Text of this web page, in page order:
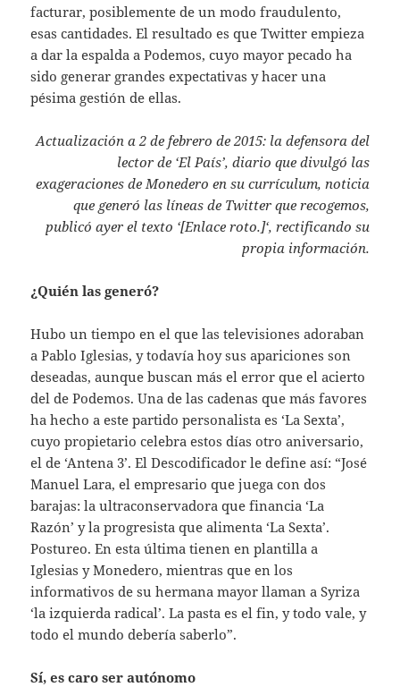
facturar, posiblemente de un modo fraudulento,
esas cantidades. El resultado es que Twitter empieza
a dar la espalda a Podemos, cuyo mayor pecado ha
sido generar grandes expectativas y hacer una
pésima gestión de ellas.
Actualización a 2 de febrero de 2015: la defensora del
lector de ‘El País’, diario que divulgó las
exageraciones de Monedero en su currículum, noticia
que generó las líneas de Twitter que recogemos,
publicó ayer el texto ‘[Enlace roto.]‘, rectificando su
propia información.
¿Quién las generó?
Hubo un tiempo en el que las televisiones adoraban
a Pablo Iglesias, y todavía hoy sus apariciones son
deseadas, aunque buscan más el error que el acierto
del de Podemos. Una de las cadenas que más favores
ha hecho a este partido personalista es ‘La Sexta’,
cuyo propietario celebra estos días otro aniversario,
el de ‘Antena 3’. El Descodificador le define así: “José
Manuel Lara, el empresario que juega con dos
barajas: la ultraconservadora que financia ‘La
Razón’ y la progresista que alimenta ‘La Sexta’.
Postureo. En esta última tienen en plantilla a
Iglesias y Monedero, mientras que en los
informativos de su hermana mayor llaman a Syriza
‘la izquierda radical’. La pasta es el fin, y todo vale, y
todo el mundo debería saberlo”.
Sí, es caro ser autónomo